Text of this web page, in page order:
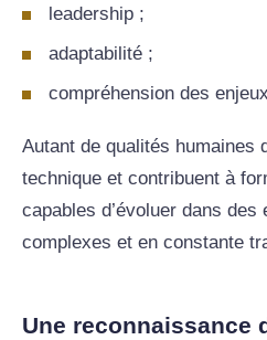
leadership ;
adaptabilité ;
compréhension des
Autant de qualités humaines
technique et contribuent à
capables d’évoluer dans des
complexes et en constante
Une reconnaissance